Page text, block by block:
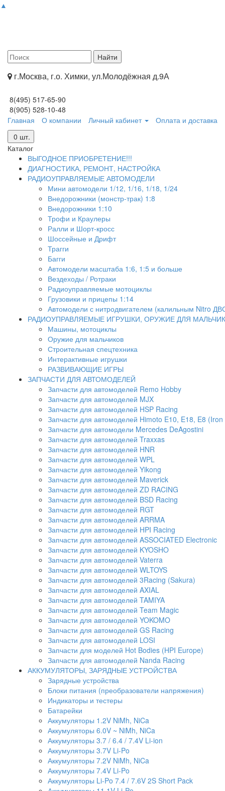
▲
г.Москва, г.о. Химки, ул.Молодёжная д.9А
8(495) 517-65-90
8(905) 528-10-48
Главная
О компании Личный кабинет Оплата и доставка
0 шт.
Каталог
ВЫГОДНОЕ ПРИОБРЕТЕНИЕ!!!
ДИАГНОСТИКА, РЕМОНТ, НАСТРОЙКА
РАДИОУПРАВЛЯЕМЫЕ АВТОМОДЕЛИ
Мини автомодели 1/12, 1/16, 1/18, 1/24
Внедорожники (монстр-трак) 1:8
Внедорожники 1:10
Трофи и Краулеры
Ралли и Шорт-кросс
Шоссейные и Дрифт
Трагги
Багги
Автомодели масштаба 1:6, 1:5 и больше
Вездеходы / Ротраки
Радиоуправляемые мотоциклы
Грузовики и прицепы 1:14
Автомодели с нитродвигателем (калильным Nitro
РАДИОУПРАВЛЯЕМЫЕ ИГРУШКИ, ОРУЖИЕ ДЛЯ
Машины, мотоциклы
Оружие для мальчиков
Строительная спецтехника
Интерактивные игрушки
РАЗВИВАЮЩИЕ ИГРЫ
ЗАПЧАСТИ ДЛЯ АВТОМОДЕЛЕЙ
Запчасти для автомоделей Remo Hobby
Запчасти для автомоделей MJX
Запчасти для автомоделей HSP Racing
Запчасти для автомоделей Himoto E10, E18, E8
Запчасти для автомодели Mercedes DeAgostini
Запчасти для автомоделей Traxxas
Запчасти для автомоделей HNR
Запчасти для автомоделей WPL
Запчасти для автомоделей Yikong
Запчасти для автомоделей Maverick
Запчасти для автомоделей ZD RACING
Запчасти для автомоделей BSD Racing
Запчасти для автомоделей RGT
Запчасти для автомоделей ARRMA
Запчасти для автомоделей HPI Racing
Запчасти для автомоделей ASSOCIATED Electronic
Запчасти для автомоделей KYOSHO
Запчасти для автомоделей Vaterra
Запчасти для автомоделей WLTOYS
Запчасти для автомоделей 3Racing (Sakura)
Запчасти для автомоделей AXIAL
Запчасти для автомоделей TAMIYA
Запчасти для автомоделей Team Magic
Запчасти для автомоделей YOKOMO
Запчасти для автомоделей GS Racing
Запчасти для автомоделей LOSI
Запчасти для моделей Hot Bodies (HPI Europe)
Запчасти для автомоделей Nanda Racing
АККУМУЛЯТОРЫ, ЗАРЯДНЫЕ УСТРОЙСТВА
Зарядные устройства
Блоки питания (преобразователи напряжения)
Индикаторы и тестеры
Батарейки
Аккумуляторы 1.2V NiMh, NiCa
Аккумуляторы 6.0V ~ NiMh, NiCa
Аккумуляторы 3.7 / 6.4 / 7.4V Li-ion
Аккумуляторы 3.7V Li-Po
Аккумуляторы 7.2V NiMh, NiCa
Аккумуляторы 7.4V Li-Po
Аккумуляторы Li-Po 7.4 / 7.6V 2S Short Pack